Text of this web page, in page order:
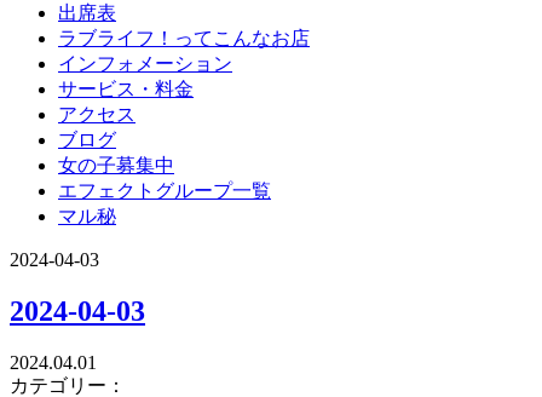
出席表
ラブライフ！ってこんなお店
インフォメーション
サービス・料金
アクセス
ブログ
女の子募集中
エフェクトグループ一覧
マル秘
2024-04-03
2024-04-03
2024.04.01
カテゴリー：